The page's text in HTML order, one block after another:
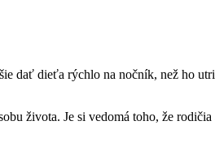
dať dieťa rýchlo na nočník, než ho
života. Je si vedomá toho, že